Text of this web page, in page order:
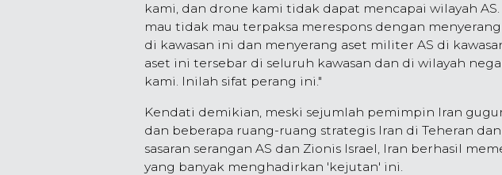
kami, dan drone kami tidak dapat mencapai wilayah
mau tidak mau terpaksa merespons dengan
di kawasan ini dan menyerang aset militer AS di
aset ini tersebar di seluruh kawasan dan di wilayah
kami. Inilah sifat perang ini."
Kendati demikian, meski sejumlah pemimpin Iran
dan beberapa ruang-ruang strategis Iran di Teheran
sasaran serangan AS dan Zionis Israel, Iran berhasil
yang banyak menghadirkan 'kejutan' ini.